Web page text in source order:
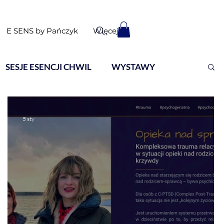
E SENS by Pańczyk Więcej
SESJE ESENCJI CHWIL WYSTAWY
5 sty